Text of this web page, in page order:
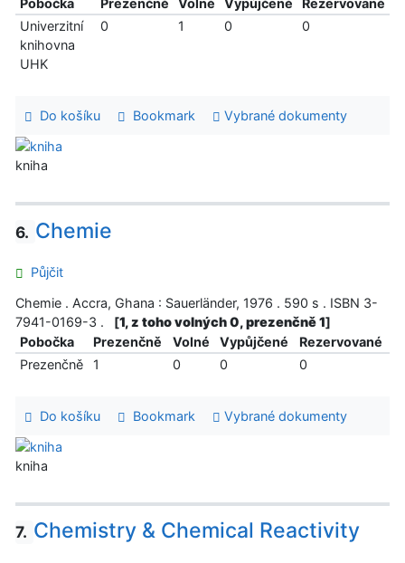
Pobočka Prezenčně Volné Vypůjčené
Rezervované
Univerzitní
knihovna
UHK
0 1 0 0
Do košíku Bookmark Vybrané dokumenty
kniha
6. Chemie
Půjčit
Chemie . Accra, Ghana : Sauerländer, 1976 . 590 s . ISBN 3-
7941-0169-3 .
[1, z toho volných 0, prezenčně 1]
Pobočka
Prezenčně Volné Vypůjčené
Rezervované
Prezenčně
1 0 0 0
Do košíku Bookmark Vybrané dokumenty
kniha
7. Chemistry & Chemical Reactivity